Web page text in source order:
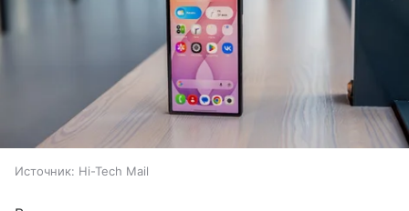
Источник: Hi-Tech Mail